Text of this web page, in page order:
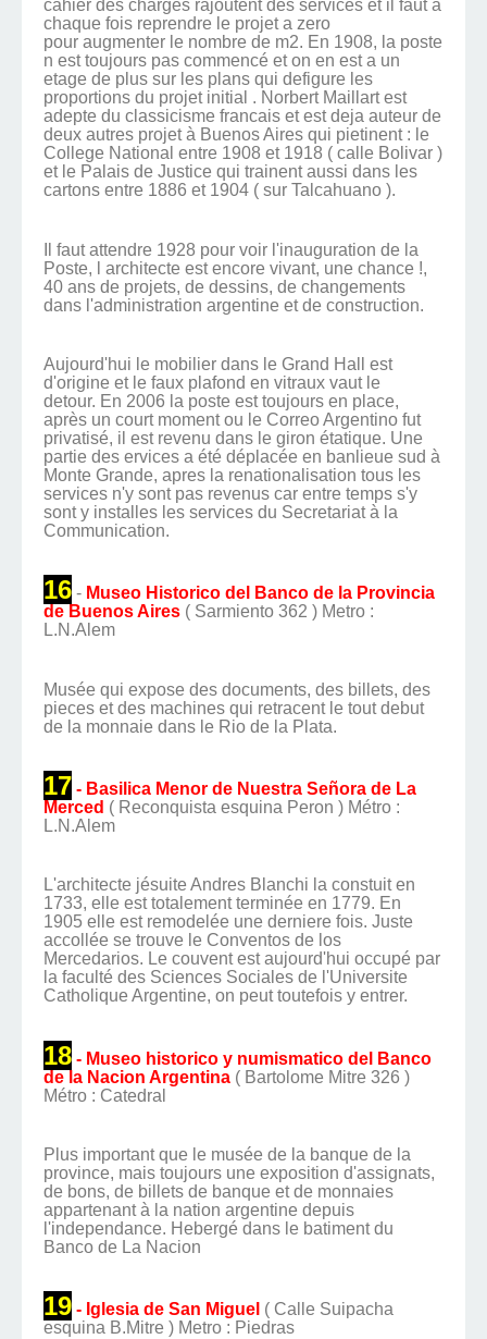
cahier des charges rajoutent des services et il faut a
chaque fois reprendre le projet a zero
pour augmenter le nombre de m2. En 1908, la poste
n est toujours pas commencé et on en est a un
etage de plus sur les plans qui defigure les
proportions du projet initial . Norbert Maillart est
adepte du classicisme francais et est deja auteur de
deux autres projet à Buenos Aires qui pietinent : le
College National entre 1908 et 1918 ( calle Bolivar )
et le Palais de Justice qui trainent aussi dans les
cartons entre 1886 et 1904 ( sur Talcahuano ).
Il faut attendre 1928 pour voir l'inauguration de la
Poste, l architecte est encore vivant, une chance !,
40 ans de projets, de dessins, de changements
dans l'administration argentine et de construction.
Aujourd'hui le mobilier dans le Grand Hall est
d'origine et le faux plafond en vitraux vaut le
detour. En 2006 la poste est toujours en place,
après un court moment ou le Correo Argentino fut
privatisé, il est revenu dans le giron étatique. Une
partie des ervices a été déplacée en banlieue sud à
Monte Grande, apres la renationalisation tous les
services n'y sont pas revenus car entre temps s'y
sont y installes les services du Secretariat à la
Communication.
16 - Museo Historico del Banco de la Provincia
de Buenos Aires ( Sarmiento 362 ) Metro :
L.N.Alem
Musée qui expose des documents, des billets, des
pieces et des machines qui retracent le tout debut
de la monnaie dans le Rio de la Plata.
17 - Basilica Menor de Nuestra Señora de La
Merced ( Reconquista esquina Peron ) Métro :
L.N.Alem
L'architecte jésuite Andres Blanchi la constuit en
1733, elle est totalement terminée en 1779. En
1905 elle est remodelée une derniere fois. Juste
accollée se trouve le Conventos de los
Mercedarios. Le couvent est aujourd'hui occupé par
la faculté des Sciences Sociales de l'Universite
Catholique Argentine, on peut toutefois y entrer.
18 - Museo historico y numismatico del Banco
de la Nacion Argentina ( Bartolome Mitre 326 )
Métro : Catedral
Plus important que le musée de la banque de la
province, mais toujours une exposition d'assignats,
de bons, de billets de banque et de monnaies
appartenant à la nation argentine depuis
l'independance. Hebergé dans le batiment du
Banco de La Nacion
19 - Iglesia de San Miguel ( Calle Suipacha
esquina B.Mitre ) Metro : Piedras